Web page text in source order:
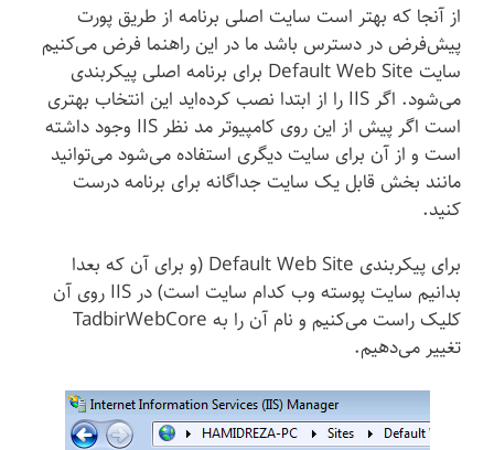
از آنجا که بهتر است سایت اصلی برنامه از طریق پورت
پیش‌فرض در دسترس باشد ما در این راهنما فرض می‌کنیم
سایت Default Web Site برای برنامه اصلی پیکربندی
می‌شود. اگر IIS را از ابتدا نصب کرده‌اید این انتخاب بهتری
است اگر پیش از این روی کامپیوتر مد نظر IIS وجود داشته
است و از آن برای سایت دیگری استفاده می‌شود می‌توانید
مانند بخش قابل یک سایت جداگانه برای برنامه درست
کنید.
برای پیکربندی Default Web Site (و برای آن که بعدا
بدانیم سایت پوسته وب کدام سایت است) در IIS روی آن
کلیک راست می‌کنیم و نام آن را به TadbirWebCore
تغییر می‌دهیم.